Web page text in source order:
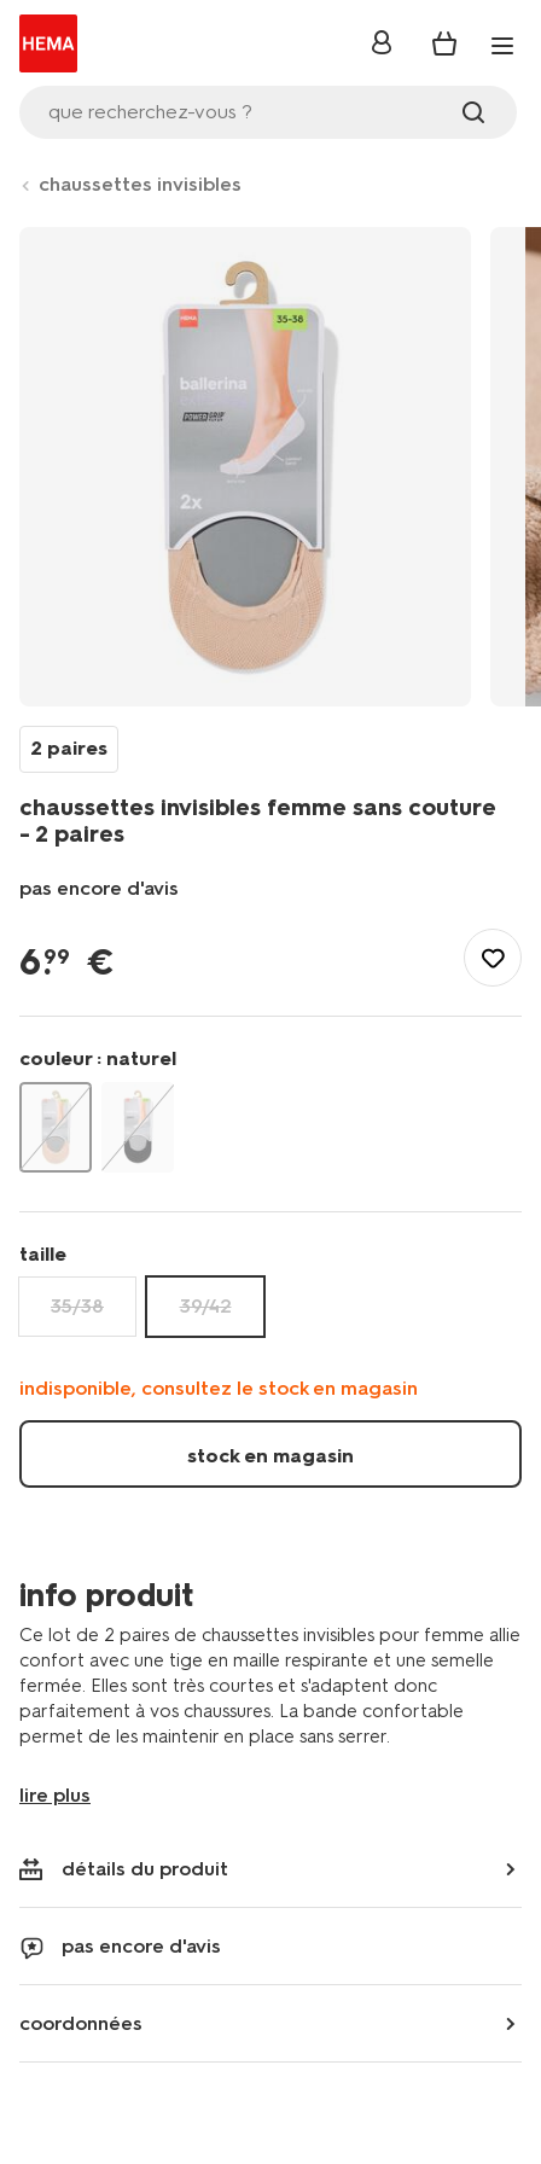
que recherchez-vous ?
se
chaussettes invisibles
2 paires
chaussettes invisibles femme sans couture
- 2 paires
pas encore d'avis
be/elle-
lui/chaussettes-
femme/chaussettes-
invisibles/chaussettes-
invisibles-
femme-
sans-
couture-
-
4050162.html
6.
99 €
couleur : naturel
taille
35/38 39/42
indisponible, consultez le stock en magasin
stock en magasin
info produit
Ce lot de 2 paires de chaussettes invisibles pour femme allie
confort avec une tige en maille respirante et une semelle
fermée. Elles sont très courtes et s'adaptent donc
parfaitement à vos chaussures. La bande confortable
permet de les maintenir en place sans serrer.
lire plus
détails du produit
pas encore d'avis
coordonnées